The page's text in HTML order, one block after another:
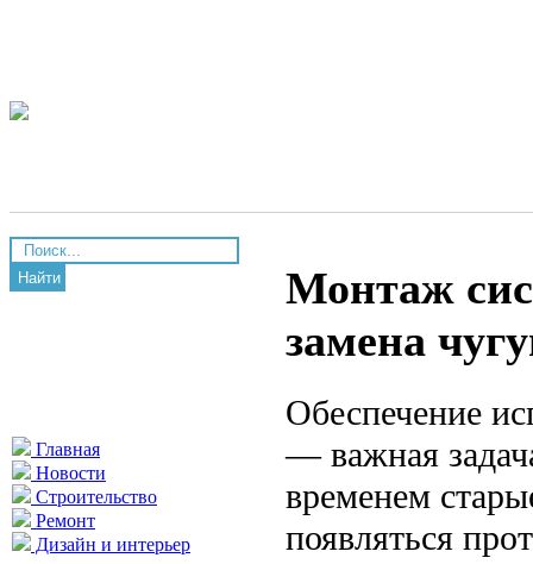
Найти
Главная
Новости
Строительство
Ремонт
Дизайн и интерьер
Монтаж
замена
Обеспечение
— важная
временем
появляться